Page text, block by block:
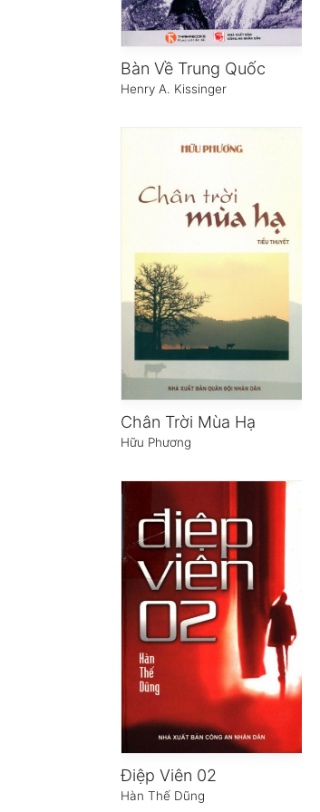
Bàn Về Trung Quốc
Henry A. Kissinger
Chân Trời Mùa Hạ
Hữu Phương
Điệp Viên 02
Hàn Thế Dũng